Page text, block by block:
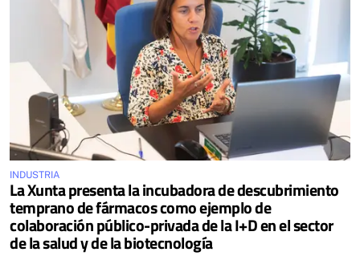
INDUSTRIA
La Xunta presenta la incubadora de descubrimiento
temprano de fármacos como ejemplo de
colaboración público-privada de la I+D en el sector
de la salud y de la biotecnología